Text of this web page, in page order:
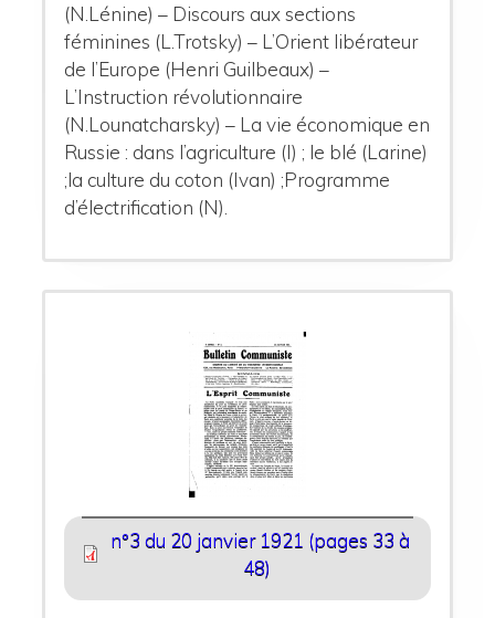
(N.Lénine) – Discours aux sections
féminines (L.Trotsky) – L’Orient libérateur
de l’Europe (Henri Guilbeaux) –
L’Instruction révolutionnaire
(N.Lounatcharsky) – La vie économique en
Russie : dans l’agriculture (I) ; le blé (Larine)
;la culture du coton (Ivan) ;Programme
d’électrification (N).
n°3 du 20 janvier 1921 (pages 33 à
48)